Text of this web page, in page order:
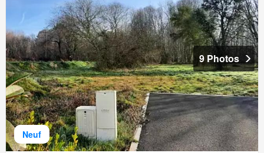
Neuf
9 Photos